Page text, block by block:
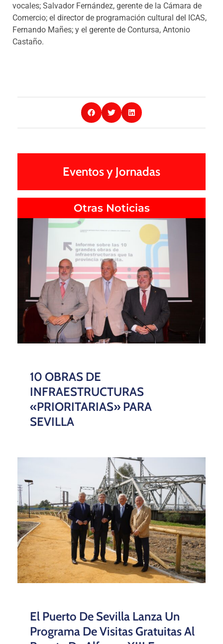
vocales; Salvador Fernández, gerente de la Cámara de
Comercio; el director de programación cultural del ICAS,
Fernando Mañes; y el gerente de Contursa, Antonio
Castaño.
Eventos y Jornadas
Otras Noticias
10 OBRAS DE
INFRAESTRUCTURAS
«PRIORITARIAS» PARA
SEVILLA
El Puerto De Sevilla Lanza Un
Programa De Visitas Gratuitas Al